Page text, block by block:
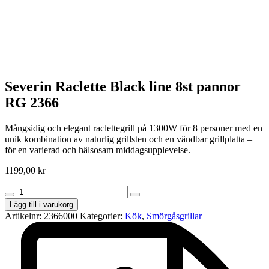
Severin Raclette Black line 8st pannor
RG 2366
Mångsidig och elegant raclettegrill på 1300W för 8 personer med en
unik kombination av naturlig grillsten och en vändbar grillplatta –
för en varierad och hälsosam middagsupplevelse.
1199,00 kr
Severin
Raclette
Black
line
Lägg till i varukorg
Artikelnr: 2366000 Kategorier: Kök, Smörgåsgrillar